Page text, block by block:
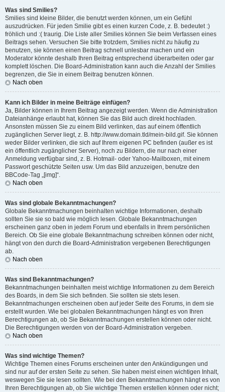
Was sind Smilies?
Smilies sind kleine Bilder, die benutzt werden können, um ein Gefühl
auszudrücken. Für jeden Smilie gibt es einen kurzen Code, z. B. bedeutet :)
fröhlich und :( traurig. Die Liste aller Smilies können Sie beim Verfassen eines
Beitrags sehen. Versuchen Sie bitte trotzdem, Smilies nicht zu häufig zu
benutzen, sie können einen Beitrag schnell unlesbar machen und ein
Moderator könnte deshalb Ihren Beitrag entsprechend überarbeiten oder gar
komplett löschen. Die Board-Administration kann auch die Anzahl der Smilies
begrenzen, die Sie in einem Beitrag benutzen können.
Nach oben
Kann ich Bilder in meine Beiträge einfügen?
Ja, Bilder können in Ihrem Beitrag angezeigt werden. Wenn die Administration
Dateianhänge erlaubt hat, können Sie das Bild auch direkt hochladen.
Ansonsten müssen Sie zu einem Bild verlinken, das auf einem öffentlich
zugänglichen Server liegt, z. B. http://www.domain.tld/mein-bild.gif. Sie können
weder Bilder verlinken, die sich auf Ihrem eigenen PC befinden (außer es ist
ein öffentlich zugänglicher Server), noch zu Bildern, die nur nach einer
Anmeldung verfügbar sind, z. B. Hotmail- oder Yahoo-Mailboxen, mit einem
Passwort geschützte Seiten usw. Um das Bild anzuzeigen, benutze den
BBCode-Tag „[img]“.
Nach oben
Was sind globale Bekanntmachungen?
Globale Bekanntmachungen beinhalten wichtige Informationen, deshalb
sollten Sie sie so bald wie möglich lesen. Globale Bekanntmachungen
erscheinen ganz oben in jedem Forum und ebenfalls in Ihrem persönlichen
Bereich. Ob Sie eine globale Bekanntmachung schreiben können oder nicht,
hängt von den durch die Board-Administration vergebenen Berechtigungen
ab.
Nach oben
Was sind Bekanntmachungen?
Bekanntmachungen beinhalten meist wichtige Informationen zu dem Bereich
des Boards, in dem Sie sich befinden. Sie sollten sie stets lesen.
Bekanntmachungen erscheinen oben auf jeder Seite des Forums, in dem sie
erstellt wurden. Wie bei globalen Bekanntmachungen hängt es von Ihren
Berechtigungen ab, ob Sie Bekanntmachungen erstellen können oder nicht.
Die Berechtigungen werden von der Board-Administration vergeben.
Nach oben
Was sind wichtige Themen?
Wichtige Themen eines Forums erscheinen unter den Ankündigungen und
sind nur auf der ersten Seite zu sehen. Sie haben meist einen wichtigen Inhalt,
weswegen Sie sie lesen sollten. Wie bei den Bekanntmachungen hängt es von
Ihren Berechtigungen ab, ob Sie wichtige Themen erstellen können oder nicht;